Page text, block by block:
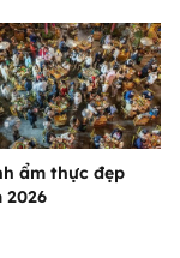
ẩm thực đẹp
2026